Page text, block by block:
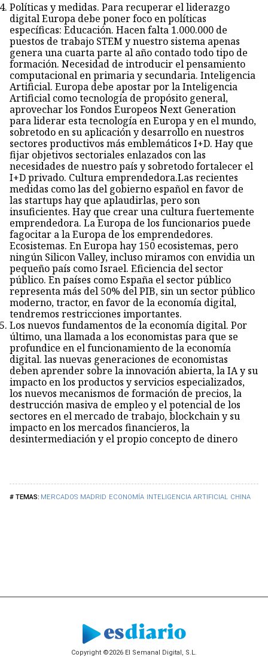
MERCADOS MADRID ECONOMÍA INTELIGENCIA ARTIFICIAL CHINA
Políticas y medidas. Para recuperar el liderazgo
digital Europa debe poner foco en políticas
específicas: Educación. Hacen falta 1.000.000 de
puestos de trabajo STEM y nuestro sistema apenas
genera una cuarta parte al año contado todo tipo de
formación. Necesidad de introducir el pensamiento
computacional en primaria y secundaria. Inteligencia
Artificial. Europa debe apostar por la Inteligencia
Artificial como tecnología de propósito general,
aprovechar los Fondos Europeos Next Generation
para liderar esta tecnología en Europa y en el mundo,
sobretodo en su aplicación y desarrollo en nuestros
sectores productivos más emblemáticos I+D. Hay que
fijar objetivos sectoriales enlazados con las
necesidades de nuestro país y sobretodo fortalecer el
I+D privado. Cultura emprendedora.Las recientes
medidas como las del gobierno español en favor de
las startups hay que aplaudirlas, pero son
insuficientes. Hay que crear una cultura fuertemente
emprendedora. La Europa de los funcionarios puede
fagocitar a la Europa de los emprendedores.
Ecosistemas. En Europa hay 150 ecosistemas, pero
ningún Silicon Valley, incluso miramos con envidia un
pequeño país como Israel. Eficiencia del sector
público. En países como España el sector público
representa más del 50% del PIB, sin un sector público
moderno, tractor, en favor de la economía digital,
tendremos restricciones importantes.
Los nuevos fundamentos de la economía digital. Por
último, una llamada a los economistas para que se
profundice en el funcionamiento de la economía
digital. las nuevas generaciones de economistas
deben aprender sobre la innovación abierta, la IA y su
impacto en los productos y servicios especializados,
los nuevos mecanismos de formación de precios, la
destrucción masiva de empleo y el potencial de los
sectores en el mercado de trabajo, blockchain y su
impacto en los mercados financieros, la
desintermediación y el propio concepto de dinero
Copyright ©2026 El Semanal Digital, S.L.